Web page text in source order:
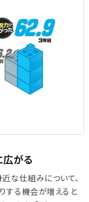
がる
な仕組みについて、
する機会が増えると